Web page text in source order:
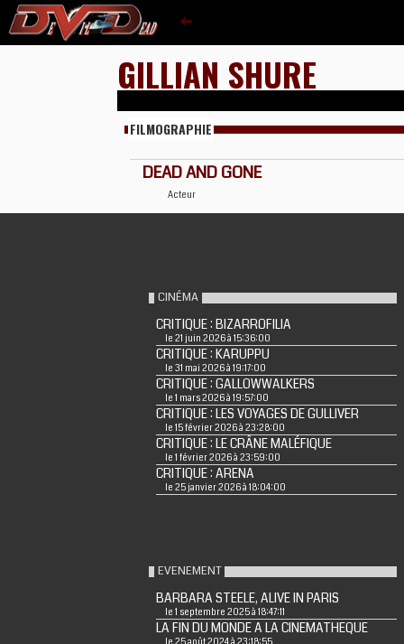
GILLIAN SHURE
FILMOGRAPHIE
DEAD AND GONE
Acteur
CINÉMA
CRITIQUE : BIZARROFILIA
le 21 juin 2026 à 15:36:00
CRITIQUE : KARUPPU
le 31 mai 2026 à 19:17:00
CRITIQUE : GALLOWWALKERS
le 1 mars 2026 à 19:57:00
CRITIQUE : LES VOYAGES DE GULLIVER
le 15 février 2026 à 23:28:00
CRITIQUE : LE CRÂNE MALÉFIQUE
le 1 février 2026 à 23:59:00
CRITIQUE : ARENA
le 25 janvier 2026 à 18:04:00
EVENEMENT
BARBARA STEELE, ALIVE IN PARIS
le 1 septembre 2025 à 18:47:11
LA FIN DU MONDE A LA CINEMATHEQUE